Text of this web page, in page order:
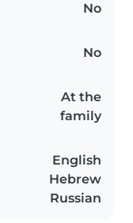
No
No
At the
family
English
Hebrew
Russian